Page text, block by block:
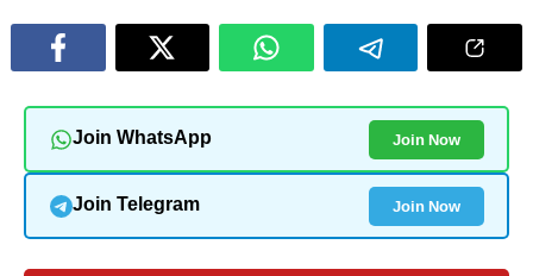
Join WhatsApp Join Now
Join Telegram Join Now